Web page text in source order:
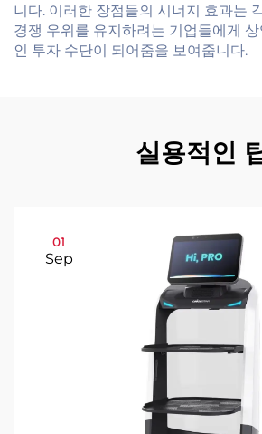
니다. 이러한 장점들의 시너지 효과는
경쟁 우위를 유지하려는 기업들에게
인 투자 수단이 되어줌을 보여줍니다.
실용적인
01
Sep